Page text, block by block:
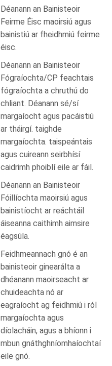
Déanann an Bainisteoir
Feirme Éisc maoirsiú agus
bainistiú ar fheidhmiú feirme
éisc.
Déanann an Bainisteoir
Fógraíochta/CP feachtais
fógraíochta a chruthú do
chliant. Déanann sé/sí
margaíocht agus pacáistiú
ar tháirgí. taighde
margaíochta. taispeántais
agus cuireann seirbhísí
caidrimh phoiblí eile ar fáil.
Déanann an Bainisteoir
Fóillíochta maoirsiú agus
bainistíocht ar reáchtáil
áiseanna caithimh aimsire
éagsúla.
Feidhmeannach gnó é an
bainisteoir ginearálta a
dhéanann maoirseacht ar
chuideachta nó ar
eagraíocht ag feidhmiú i ról
margaíochta agus
díolacháin, agus a bhíonn i
mbun gnáthghníomhaíochtaí
eile gnó.